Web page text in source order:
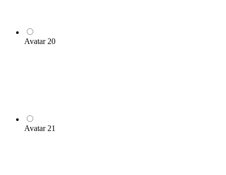
Avatar 20
Avatar 21